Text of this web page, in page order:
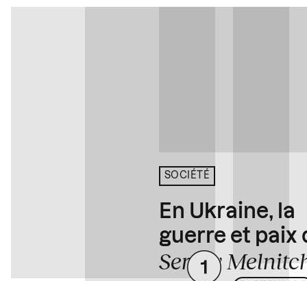
SOCIÉTÉ
En Ukraine, la
guerre et paix
Sergey